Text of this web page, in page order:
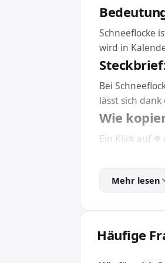
Schneeflocke
wird in
Bei
lässt sich
Wie
Ein Klick auf
Eine
wird das
Wofür
Mehr lesen
Häufige